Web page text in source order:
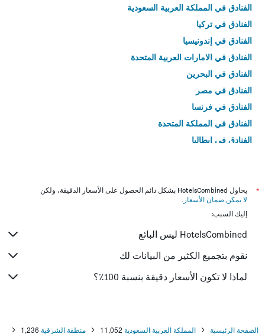
الفنادق في المملكة العربية السعودية
الفنادق في تركيا
الفنادق في إندونيسيا
الفنادق في الامارات العربية المتحدة
الفنادق في البحرين
الفنادق في مصر
الفنادق في فرنسا
الفنادق في المملكة المتحدة
الفنادق في إيطاليا
*
يحاول HotelsCombined بشكل دائم الحصول على الأسعار الدقيقة، ولكن
لا يمكن ضمان الأسعار .
إليك السبب:
HotelsCombined ليس البائع
نقوم بتجميع الكثير من البيانات لك
لماذا لا تكون الأسعار دقيقة بنسبة 100٪؟
الصفحة الرئيسية المملكة العربية السعودية 11,052 منطقة الشرقية 1,236